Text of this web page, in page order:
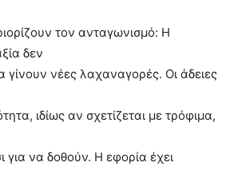
τον ανταγωνισμό: Η
δεν
γίνουν νέες λαχαναγορές. Οι άδειες
ιδίως αν σχετίζεται με τρόφιμα,
για να δοθούν. Η εφορία έχει